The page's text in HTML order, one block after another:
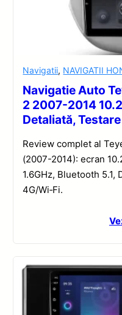
Navigatii, NAVIGATII
Navigatie Auto
2 2007-2014
Detaliată,
Review complet al
(2007-2014): ecran
1.6GHz, Bluetooth
4G/Wi‑Fi.